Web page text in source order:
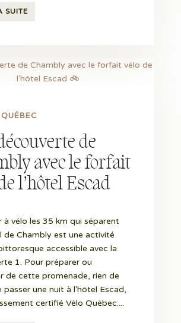
SUITE
de
avec le forfait
l’hôtel Escad
QUÉBEC
à vélo les 35 km qui séparent
de Chambly est une activité
accessible avec la
1. Pour préparer ou
de cette promenade, rien de
passer une nuit à l'hôtel Escad,
certifié Vélo Québec....